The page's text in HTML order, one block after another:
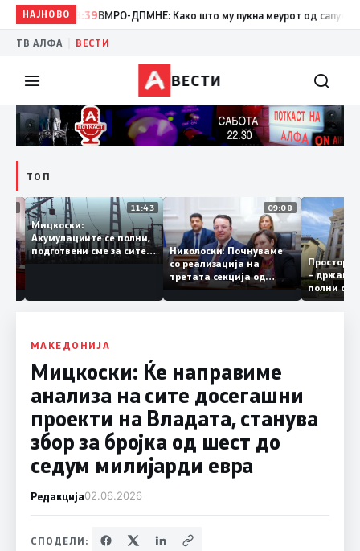
НАЈНОВО
19:39 ВМРО-ДПМНЕ: Како што му пукна меурот од сапуница
ТВ АЛФА ВЕСТИ
ВЕСТИ
ТОП
12:03
за
11:43
Мицкоски:
Акумулациите се полни,
подготвени сме за сите
ризици, не размислување
09:08
Николоски: Почнуваме
со реализација на
третата секција од
железничкиот Коридор
8, Македонија станува
–
полни
МАКЕДОНИЈА
Мицкоски: Ќе направиме
анализа на сите досегашни
проекти на Владата, станува
збор за бројка од шест до
седум милијарди евра
Редакција02.06.2026
СПОДЕЛИ: